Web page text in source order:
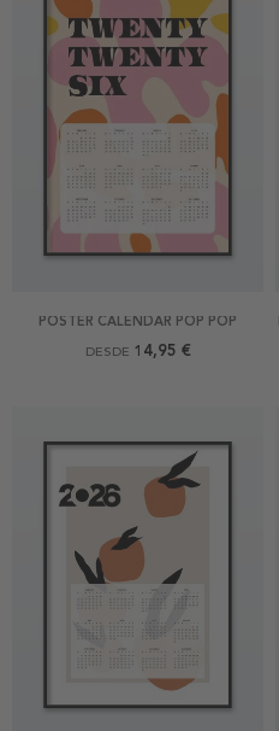
POSTER CALENDAR POP POP
DESDE 14,95 €